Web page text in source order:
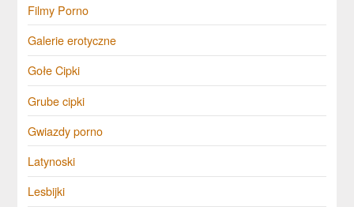
Filmy Porno
Galerie erotyczne
Gołe Cipki
Grube cipki
Gwiazdy porno
Latynoski
Lesbijki